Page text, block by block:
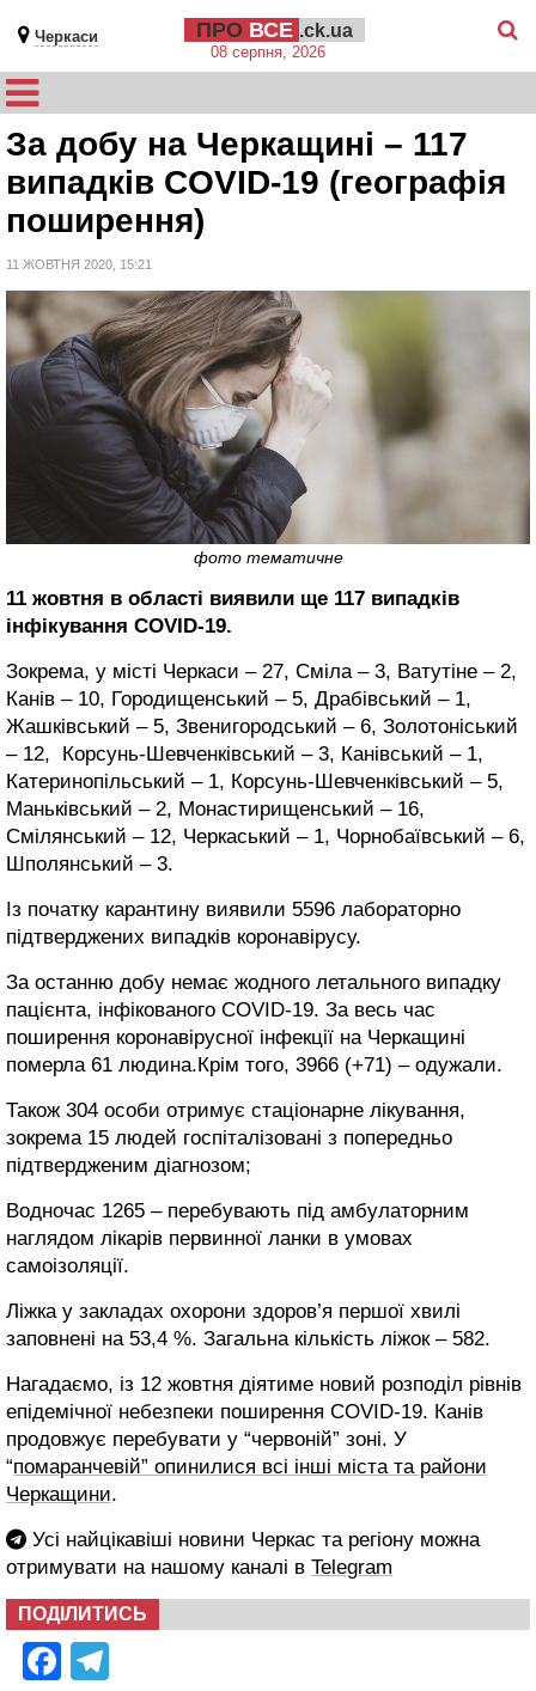
Черкаси ПРО ВСЕ .ck.ua
08 серпня, 2026
За добу на Черкащині – 117
випадків COVID-19 (географія
поширення)
11 ЖОВТНЯ 2020, 15:21
фото тематичне
11 жовтня в області виявили ще 117 випадків
інфікування COVID-19.
Зокрема, у місті Черкаси – 27, Сміла – 3, Ватутіне – 2,
Канів – 10, Городищенський – 5, Драбівський – 1,
Жашківський – 5, Звенигородський – 6, Золотоніський
– 12, Корсунь-Шевченківський – 3, Канівський – 1,
Катеринопільський – 1, Корсунь-Шевченківський – 5,
Маньківський – 2, Монастирищенський – 16,
Смілянський – 12, Черкаський – 1, Чорнобаївський – 6,
Шполянський – 3.
Із початку карантину виявили 5596 лабораторно
підтверджених випадків коронавірусу.
За останню добу немає жодного летального випадку
пацієнта, інфікованого COVID-19. За весь час
поширення коронавірусної інфекції на Черкащині
померла 61 людина.Крім того, 3966 (+71) – одужали.
Також 304 особи отримує стаціонарне лікування,
зокрема 15 людей госпіталізовані з попередньо
підтвердженим діагнозом;
Водночас 1265 – перебувають під амбулаторним
наглядом лікарів первинної ланки в умовах
самоізоляції.
Ліжка у закладах охорони здоров’я першої хвилі
заповнені на 53,4 %. Загальна кількість ліжок – 582.
Нагадаємо, із 12 жовтня діятиме новий розподіл рівнів
епідемічної небезпеки поширення COVID-19. Канів
продовжує перебувати у “червоній” зоні. У
“помаранчевій” опинилися всі інші міста та райони
Черкащини.
Усі найцікавіші новини Черкас та регіону можна
отримувати на нашому каналі в Telegram
ПОДІЛИТИСЬ
Facebook